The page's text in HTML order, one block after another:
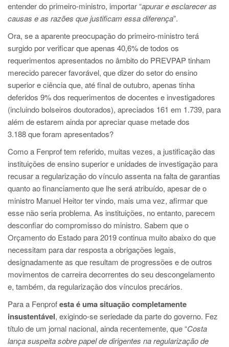
entender do primeiro-ministro, importar “apurar e esclarecer as
causas e as razões que justificam essa diferença”.
Ora, se a aparente preocupação do primeiro-ministro terá
surgido por verificar que apenas 40,6% de todos os
requerimentos apresentados no âmbito do PREVPAP tinham
merecido parecer favorável, que dizer do setor do ensino
superior e ciência que, até final de outubro, apenas tinha
deferidos 9% dos requerimentos de docentes e investigadores
(incluindo bolseiros doutorados), apreciados 161 em 1.739, para
além de estarem ainda por apreciar quase metade dos
3.188 que foram apresentados?
Como a Fenprof tem referido, muitas vezes, a justificação das
instituições de ensino superior e unidades de investigação para
recusar a regularização do vínculo assenta na falta de garantias
quanto ao financiamento que lhe será atribuído, apesar de o
ministro Manuel Heitor ter vindo, mais uma vez, afirmar que
esse não seria problema. As instituições, no entanto, parecem
desconfiar do compromisso do ministro. Sabem que o
Orçamento do Estado para 2019 continua muito abaixo do que
necessitam para dar resposta a obrigações legais,
designadamente as que resultam de progressões e de outros
movimentos de carreira decorrentes do seu descongelamento
e, também, da regularização dos vínculos precários.
Para a Fenprofesta é uma situação completamente
insustentável, exigindo-se seriedade da parte do governo. Fez
título de um jornal nacional, ainda recentemente, que “Costa
lança suspeita sobre papel de dirigentes na regularização de